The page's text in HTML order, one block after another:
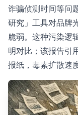
诈骗侦测时间等问
研究」工具对品牌
脆弱。这种污染逻
明对比；该报告引
报纸，毒素扩散速